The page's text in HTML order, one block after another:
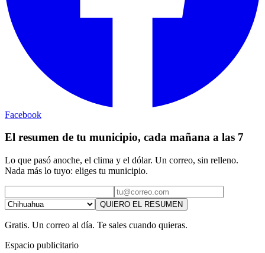
Facebook
El resumen de tu municipio, cada mañana a las 7
Lo que pasó anoche, el clima y el dólar. Un correo, sin relleno.
Nada más lo tuyo: eliges tu municipio.
QUIERO EL RESUMEN
Gratis. Un correo al día. Te sales cuando quieras.
Espacio publicitario